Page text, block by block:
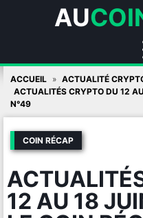
AU
Skip
content
ACCUEIL ACTUALITÉ
ACTUALITÉS CRYPTO DU 12
N°49
COIN RÉCAP
12 AU 18